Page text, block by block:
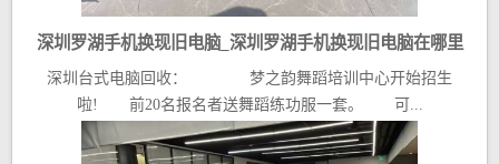
深圳罗湖手机换现旧电脑_深圳罗湖手机换现旧电脑在哪里
深圳台式电脑回收： 梦之韵舞蹈培训中心开始招生
啦! 前20名报名者送舞蹈练功服一套。 可...